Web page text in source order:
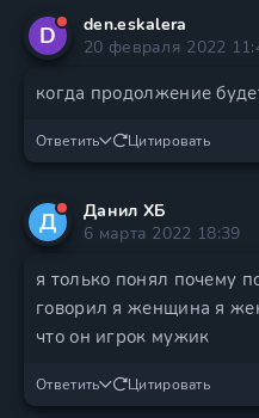
D
den.eskalera
20 февраля 2022
когда продолжение
Ответить Цитировать
Д
Данил ХБ
6 марта 2022 18:39
я только понял почему
говорил я женщина я
что он игрок мужик
Ответить Цитировать